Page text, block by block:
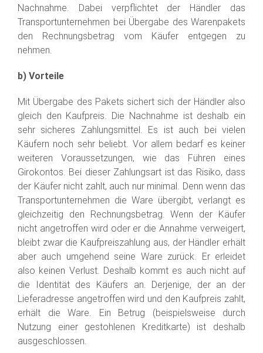
Nachnahme. Dabei verpflichtet der Händler das
Transportunternehmen bei Übergabe des Warenpakets
den Rechnungsbetrag vom Käufer entgegen zu
nehmen.
b) Vorteile
Mit Übergabe des Pakets sichert sich der Händler also
gleich den Kaufpreis. Die Nachnahme ist deshalb ein
sehr sicheres Zahlungsmittel. Es ist auch bei vielen
Käufern noch sehr beliebt. Vor allem bedarf es keiner
weiteren Voraussetzungen, wie das Führen eines
Girokontos. Bei dieser Zahlungsart ist das Risiko, dass
der Käufer nicht zahlt, auch nur minimal. Denn wenn das
Transportunternehmen die Ware übergibt, verlangt es
gleichzeitig den Rechnungsbetrag. Wenn der Käufer
nicht angetroffen wird oder er die Annahme verweigert,
bleibt zwar die Kaufpreiszahlung aus, der Händler erhält
aber auch umgehend seine Ware zurück. Er erleidet
also keinen Verlust. Deshalb kommt es auch nicht auf
die Identität des Käufers an. Derjenige, der an der
Lieferadresse angetroffen wird und den Kaufpreis zahlt,
erhält die Ware. Ein Betrug (beispielsweise durch
Nutzung einer gestohlenen Kreditkarte) ist deshalb
ausgeschlossen.